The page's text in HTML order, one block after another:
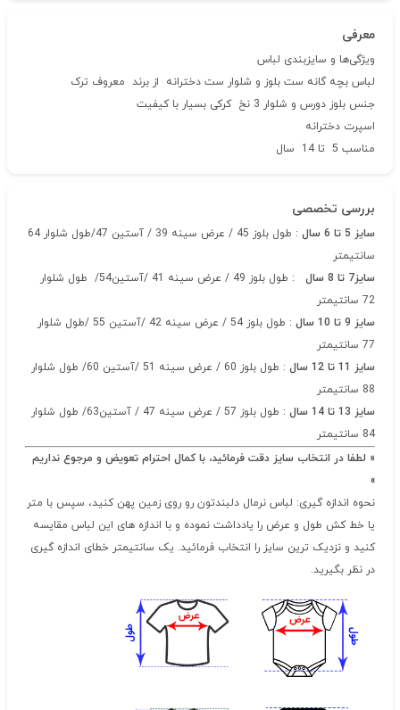
معرفی
ویژگی‌ها و سایزبندی لباس
لباس بچه گانه ست بلوز و شلوار ست دخترانه از برند معروف ترک
جنس بلوز دورس و شلوار 3 نخ کرکی بسیار با کیفیت
اسپرت دخترانه
مناسب 5 تا 14 سال
بررسی تخصصی
سایز 5 تا 6 سال
: طول بلوز 45 / عرض سینه 39 / آستین 47/طول شلوار 64
سانتیمتر
سایز7 تا 8 سال
: طول بلوز 49 / عرض سینه 41 /آستین54/ طول شلوار
72 سانتیمتر
سایز 9 تا 10 سال
: طول بلوز 54 / عرض سینه 42 /آستین 55 /طول شلوار
77 سانتیمتر
سایز 11 تا 12 سال
: طول بلوز 60 / عرض سینه 51 /آستین 60/ طول شلوار
88 سانتیمتر
سایز 13 تا 14 سال
: طول بلوز 57 / عرض سینه 47 / آستین63/ طول شلوار
84 سانتیمتر
« لطفا در انتخاب سایز دقت فرمائید، با کمال احترام تعویض و مرجوع نداریم
»
نحوه اندازه گیری: لباس نرمال دلبندتون رو روی زمین پهن کنید، سپس با متر
یا خط کش طول و عرض را یادداشت نموده و با اندازه های این لباس مقایسه
کنید و نزدیک ترین سایز را انتخاب فرمائید. یک سانتیمتر خطای اندازه گیری
در نظر بگیرید.